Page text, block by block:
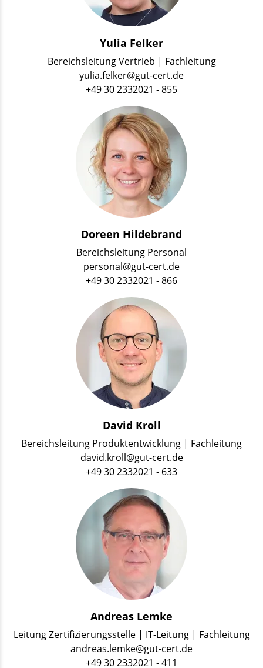
Yulia Felker
Bereichsleitung Vertrieb | Fachleitung
yulia.felker@gut-cert.de
+49 30 2332021 - 855
Doreen Hildebrand
Bereichsleitung Personal
personal@gut-cert.de
+49 30 2332021 - 866
David Kroll
Bereichsleitung Produktentwicklung | Fachleitung
david.kroll@gut-cert.de
+49 30 2332021 - 633
Andreas Lemke
Leitung Zertifizierungsstelle | IT-Leitung | Fachleitung
andreas.lemke@gut-cert.de
+49 30 2332021 - 411